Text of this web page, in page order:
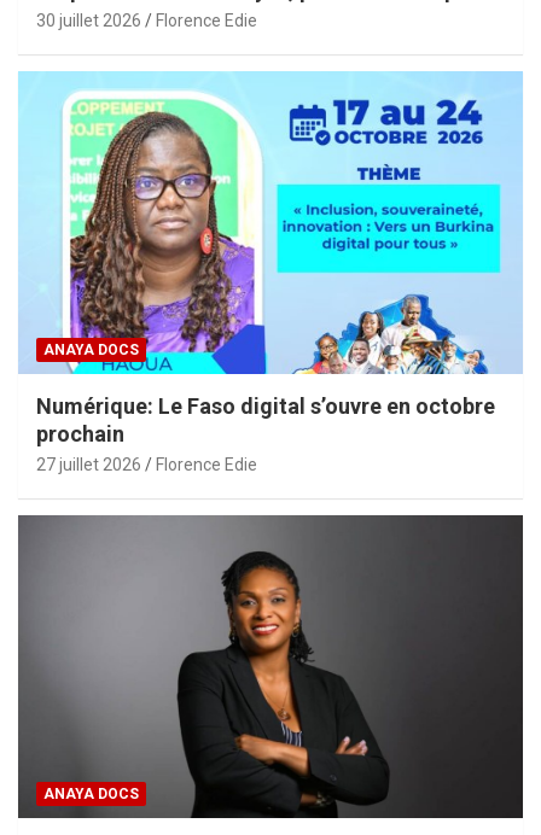
30 juillet 2026 Florence Edie
ANAYA DOCS
Numérique: Le Faso digital s’ouvre en octobre
prochain
27 juillet 2026 Florence Edie
ANAYA DOCS